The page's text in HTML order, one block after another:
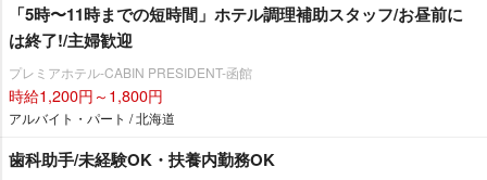
「5時〜11時までの短時間」ホテル調理補助スタッフ/お昼前に
は終了!/主婦歓迎
プレミアホテル-CABIN PRESIDENT-函館
時給1,200円～1,800円
アルバイト・パート / 北海道
歯科助手/未経験OK・扶養内勤務OK